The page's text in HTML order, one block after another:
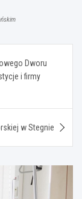
Dworu
i firmy
w Stegnie